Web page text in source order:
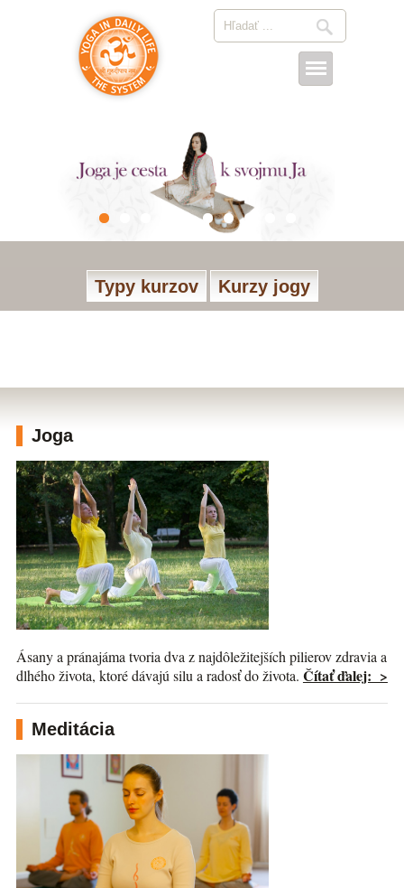
Typy kurzov Kurzy jogy
Joga
Ásany a pránajáma tvoria dva z najdôležitejších pilierov zdravia a
dlhého života, ktoré dávajú silu a radosť do života. Čítať ďalej: >
Meditácia